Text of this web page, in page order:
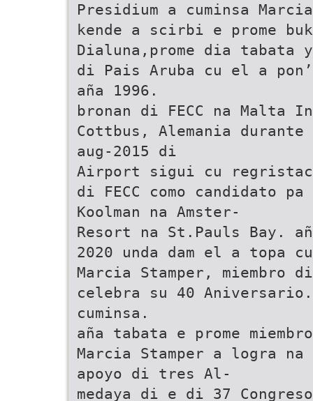
Presidium a cuminsa
kende a scirbi e prome
Dialuna,prome dia tabata
di Pais Aruba cu el a
aña 1996.
bronan di FECC na Malta
Cottbus, Alemania durante
aug-2015 di
Airport sigui cu
di FECC como candidato
Koolman na Amster-
Resort na St.Pauls Bay.
2020 unda dam el a topa
Marcia Stamper, miembro
celebra su 40
cuminsa.
aña tabata e prome
Marcia Stamper a logra na
apoyo di tres Al-
medaya di e di 37